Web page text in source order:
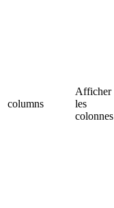
columns
Afficher
les
colonnes